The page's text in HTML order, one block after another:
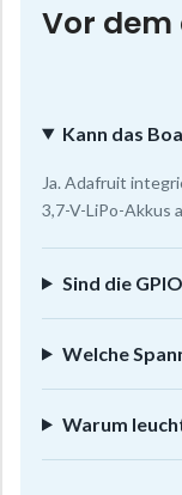
Vor dem
Kann das
Ja. Adafruit
3,7-V-LiPo-Akkus
Sind die
Welche
Warum